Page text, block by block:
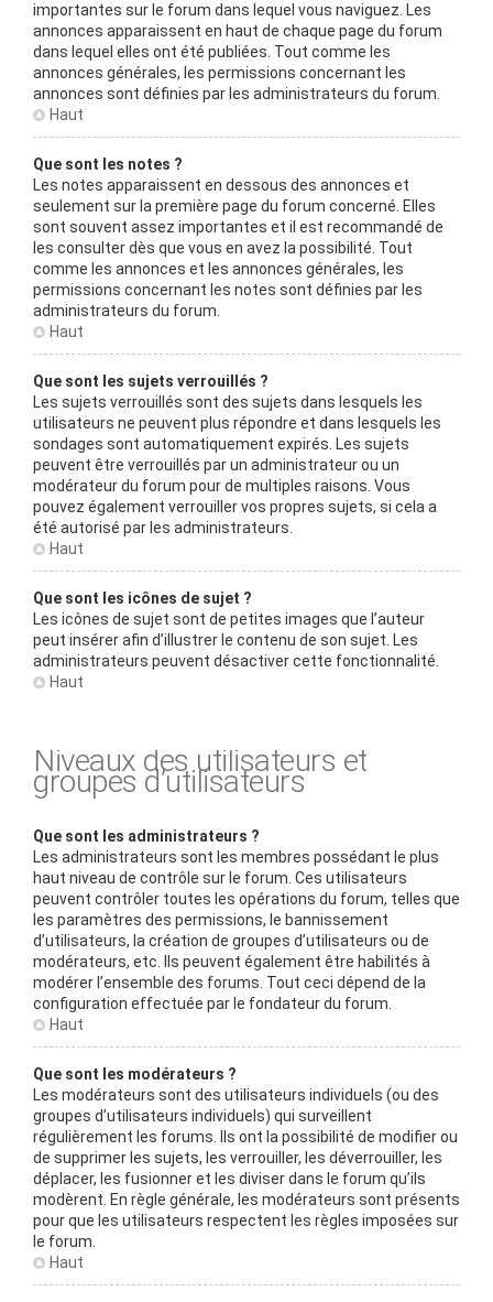
importantes sur le forum dans lequel vous naviguez. Les
annonces apparaissent en haut de chaque page du forum
dans lequel elles ont été publiées. Tout comme les
annonces générales, les permissions concernant les
annonces sont définies par les administrateurs du forum.
Haut
Que sont les notes ?
Les notes apparaissent en dessous des annonces et
seulement sur la première page du forum concerné. Elles
sont souvent assez importantes et il est recommandé de
les consulter dès que vous en avez la possibilité. Tout
comme les annonces et les annonces générales, les
permissions concernant les notes sont définies par les
administrateurs du forum.
Haut
Que sont les sujets verrouillés ?
Les sujets verrouillés sont des sujets dans lesquels les
utilisateurs ne peuvent plus répondre et dans lesquels les
sondages sont automatiquement expirés. Les sujets
peuvent être verrouillés par un administrateur ou un
modérateur du forum pour de multiples raisons. Vous
pouvez également verrouiller vos propres sujets, si cela a
été autorisé par les administrateurs.
Haut
Que sont les icônes de sujet ?
Les icônes de sujet sont de petites images que l’auteur
peut insérer afin d’illustrer le contenu de son sujet. Les
administrateurs peuvent désactiver cette fonctionnalité.
Haut
Niveaux des utilisateurs et
groupes d’utilisateurs
Que sont les administrateurs ?
Les administrateurs sont les membres possédant le plus
haut niveau de contrôle sur le forum. Ces utilisateurs
peuvent contrôler toutes les opérations du forum, telles que
les paramètres des permissions, le bannissement
d’utilisateurs, la création de groupes d’utilisateurs ou de
modérateurs, etc. Ils peuvent également être habilités à
modérer l’ensemble des forums. Tout ceci dépend de la
configuration effectuée par le fondateur du forum.
Haut
Que sont les modérateurs ?
Les modérateurs sont des utilisateurs individuels (ou des
groupes d’utilisateurs individuels) qui surveillent
régulièrement les forums. Ils ont la possibilité de modifier ou
de supprimer les sujets, les verrouiller, les déverrouiller, les
déplacer, les fusionner et les diviser dans le forum qu’ils
modèrent. En règle générale, les modérateurs sont présents
pour que les utilisateurs respectent les règles imposées sur
le forum.
Haut